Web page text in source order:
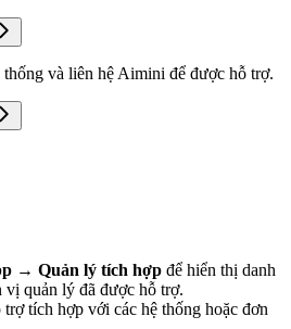
thống và liên hệ Aimini để được hỗ trợ.
→ Quản lý tích hợp để hiển thị danh
vị quản lý đã được hỗ trợ.
tích hợp với các hệ thống hoặc đơn